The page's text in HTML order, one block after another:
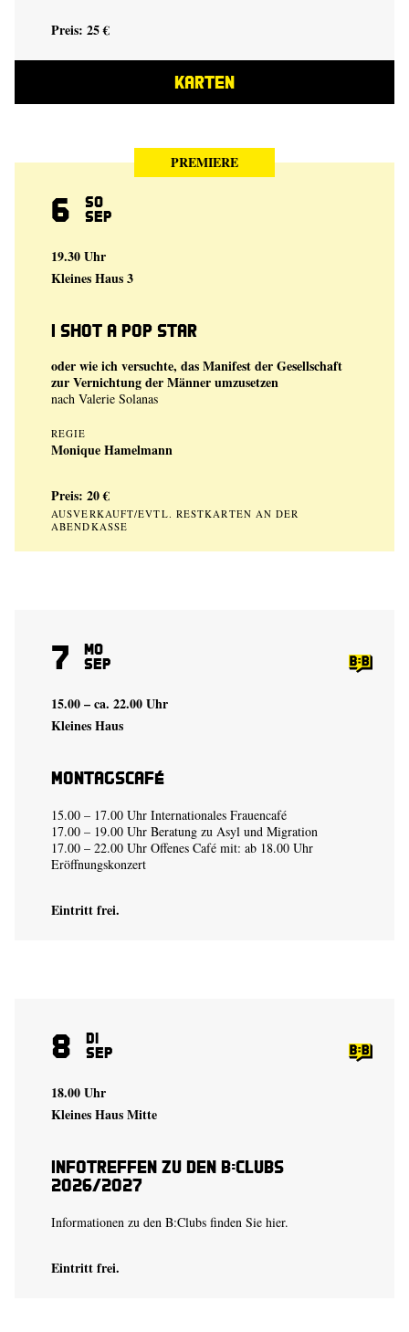
Preis: 25 €
KARTEN
PREMIERE
6 So
Sep
19.30 Uhr
Kleines Haus 3
I shot a Pop Star
oder wie ich versuchte, das Manifest der Gesellschaft
zur Vernichtung der Männer umzusetzen
nach Valerie Solanas
REGIE
Monique Hamelmann
Preis: 20 €
AUSVERKAUFT/EVTL. RESTKARTEN AN DER
ABENDKASSE
7 Mo
Sep
15.00 – ca. 22.00 Uhr
Kleines Haus
Montagscafé
15.00 – 17.00 Uhr Internationales Frauencafé
17.00 – 19.00 Uhr Beratung zu Asyl und Migration
17.00 – 22.00 Uhr Offenes Café mit: ab 18.00 Uhr
Eröffnungskonzert
Eintritt frei.
8 Di
Sep
18.00 Uhr
Kleines Haus Mitte
Infotreffen zu den B:Clubs
2026/2027
Informationen zu den B:Clubs finden Sie hier.
Eintritt frei.